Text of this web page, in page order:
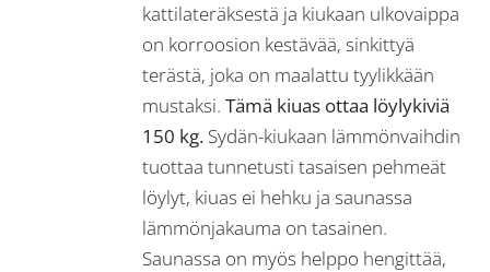
kattilateräksestä ja kiukaan ulkovaippa
on korroosion kestävää, sinkittyä
terästä, joka on maalattu tyylikkään
mustaksi.Tämä kiuas ottaa löylykiviä
150 kg. Sydän-kiukaan lämmönvaihdin
tuottaa tunnetusti tasaisen pehmeät
löylyt, kiuas ei hehku ja saunassa
lämmönjakauma on tasainen.
Saunassa on myös helppo hengittää,